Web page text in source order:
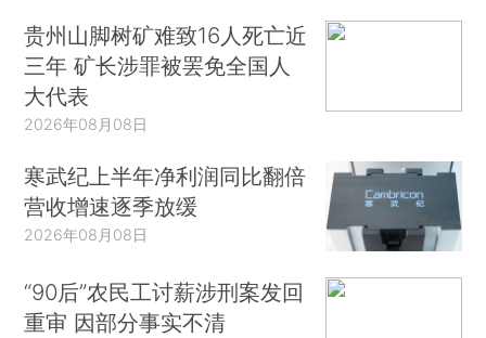
贵州山脚树矿难致16人死亡近
三年 矿长涉罪被罢免全国人
大代表
2026年08月08日
寒武纪上半年净利润同比翻倍
营收增速逐季放缓
2026年08月08日
“90后”农民工讨薪涉刑案发回
重审 因部分事实不清